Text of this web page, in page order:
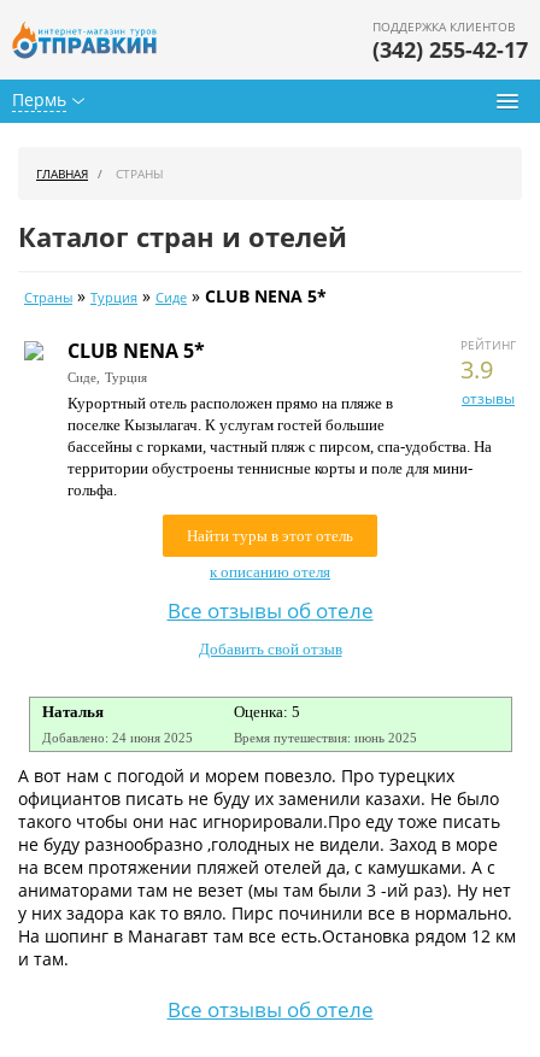
Пермь
ПОДДЕРЖКА КЛИЕНТОВ
(342) 255-42-17
Календарь туров
Цены дня
Страны
Как купить
ГЛАВНАЯ СТРАНЫ
Каталог стран и отелей
Страны » Турция » Сиде » CLUB NENA 5*
РЕЙТИНГ
3.9
отзывы
CLUB NENA 5*
Сиде, Турция
Курортный отель расположен прямо на пляже в
поселке Кызылагач. К услугам гостей большие
бассейны с горками, частный пляж с пирсом, спа-удобства. На
территории обустроены теннисные корты и поле для мини-
гольфа.
Найти туры в этот отель
к описанию отеля
Все отзывы об отеле
Добавить свой отзыв
Наталья Оценка: 5
Добавлено: 24 июня 2025 Время путешествия: июнь 2025
А вот нам с погодой и морем повезло. Про турецких
официантов писать не буду их заменили казахи. Не было
такого чтобы они нас игнорировали.Про еду тоже писать
не буду разнообразно ,голодных не видели. Заход в море
на всем протяжении пляжей отелей да, с камушками. А с
аниматорами там не везет (мы там были 3 -ий раз). Ну нет
у них задора как то вяло. Пирс починили все в нормально.
На шопинг в Манагавт там все есть.Остановка рядом 12 км
и там.
Все отзывы об отеле